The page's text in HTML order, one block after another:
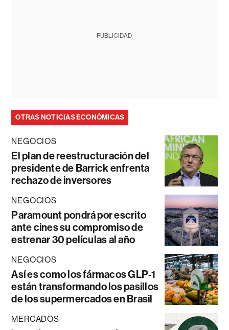
PUBLICIDAD
OTRAS NOTICIAS ECONÓMICAS
NEGOCIOS
El plan de reestructuración del
presidente de Barrick enfrenta
rechazo de inversores
NEGOCIOS
Paramount pondrá por escrito
ante cines su compromiso de
estrenar 30 películas al año
NEGOCIOS
Así es como los fármacos GLP-1
están transformando los pasillos
de los supermercados en Brasil
MERCADOS